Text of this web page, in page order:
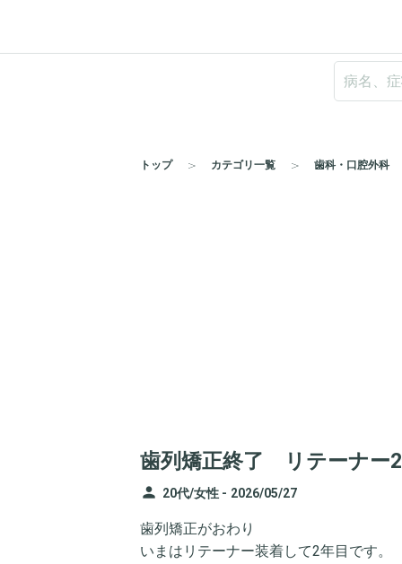
トップ カテゴリ一覧 歯科・口腔外科
歯列矯正終了 リテーナー
person 20代/女性 - 2026/05/27
歯列矯正がおわり
いまはリテーナー装着して2年目です。